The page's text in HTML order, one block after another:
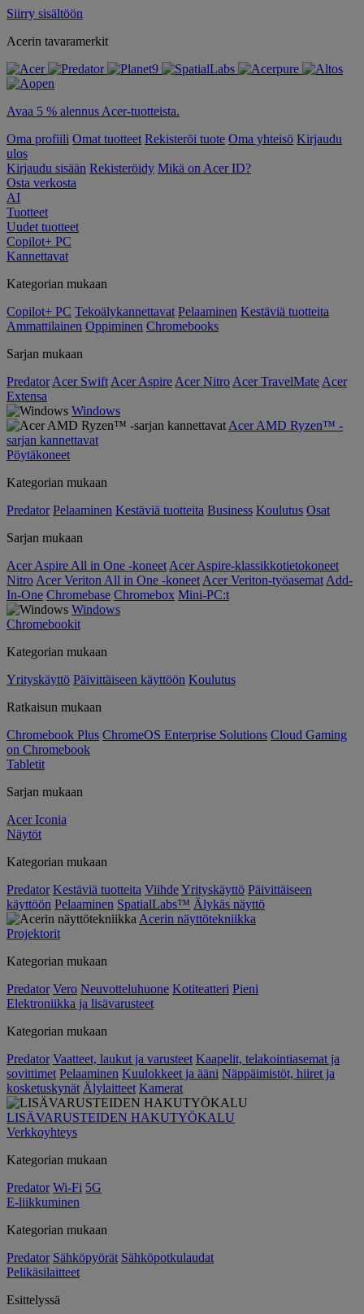
Siirry sisältöön
Acerin tavaramerkit
Avaa 5 % alennus Acer-tuotteista.
Oma profiili Omat tuotteet Rekisteröi tuote Oma yhteisö Kirjaudu
ulos
Kirjaudu sisään Rekisteröidy Mikä on Acer ID?
Osta verkosta
AI
Tuotteet
Uudet tuotteet
Copilot+ PC
Kannettavat
Kategorian mukaan
Copilot+ PC Tekoälykannettavat Pelaaminen Kestäviä tuotteita
Ammattilainen Oppiminen Chromebooks
Sarjan mukaan
Predator Acer Swift Acer Aspire Acer Nitro Acer TravelMate Acer
Extensa
Windows
Acer AMD Ryzen™ -
sarjan kannettavat
Pöytäkoneet
Kategorian mukaan
Predator Pelaaminen Kestäviä tuotteita Business Koulutus Osat
Sarjan mukaan
Acer Aspire All in One -koneet Acer Aspire-klassikkotietokoneet
Nitro Acer Veriton All in One -koneet Acer Veriton-työasemat Add-
In-One Chromebase Chromebox Mini-PC:t
Windows
Chromebookit
Kategorian mukaan
Yrityskäyttö Päivittäiseen käyttöön Koulutus
Ratkaisun mukaan
Chromebook Plus ChromeOS Enterprise Solutions Cloud Gaming
on Chromebook
Tabletit
Sarjan mukaan
Acer Iconia
Näytöt
Kategorian mukaan
Predator Kestäviä tuotteita ViihdeYrityskäyttö Päivittäiseen
käyttöön Pelaaminen SpatialLabs™ Älykäs näyttö
Acerin näyttötekniikka
Projektorit
Kategorian mukaan
Predator Vero Neuvotteluhuone Kotiteatteri Pieni
Elektroniikka ja lisävarusteet
Kategorian mukaan
Predator Vaatteet, laukut ja varusteet Kaapelit, telakointiasemat ja
sovittimet Pelaaminen Kuulokkeet ja ääni Näppäimistöt, hiiret ja
kosketuskynät Älylaitteet Kamerat
LISÄVARUSTEIDEN HAKUTYÖKALU
Verkkoyhteys
Kategorian mukaan
Predator Wi-Fi 5G
E-liikkuminen
Kategorian mukaan
Predator Sähköpyörät Sähköpotkulaudat
Pelikäsilaitteet
Esittelyssä